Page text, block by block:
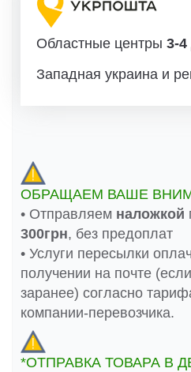
Областные центры 3-4
Западная украина и
ОБРАЩАЕМ ВАШЕ
• Отправляем наложкой
300грн, без предоплат
• Услуги пересылки
получении на почте
заранее) согласно
компании-перевозчика.
*ОТПРАВКА ТОВАРА В